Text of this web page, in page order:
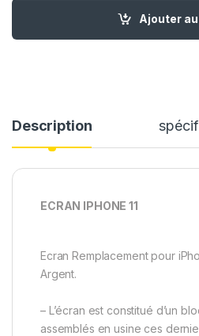
quantité de Ecran de Ajouter
Description
ECRAN IPHONE 11
Ecran Remplacement pour
Argent.
– L’écran est constitué d’un
assemblés en usine ces